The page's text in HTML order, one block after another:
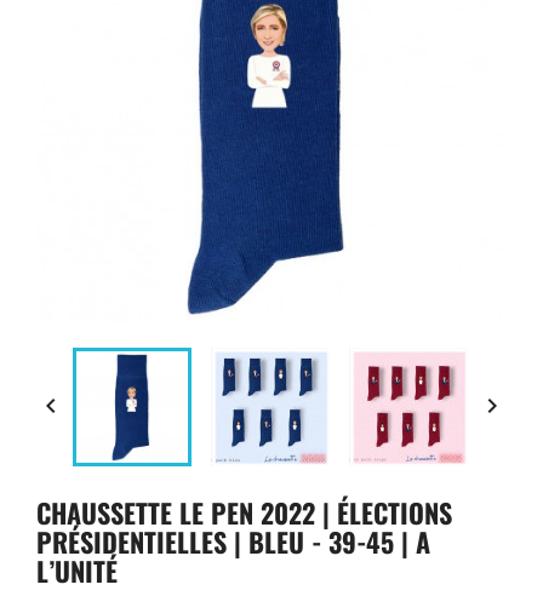
 
CHAUSSETTE LE PEN 2022 | ÉLECTIONS
PRÉSIDENTIELLES | BLEU - 39-45 | A
L’UNITÉ